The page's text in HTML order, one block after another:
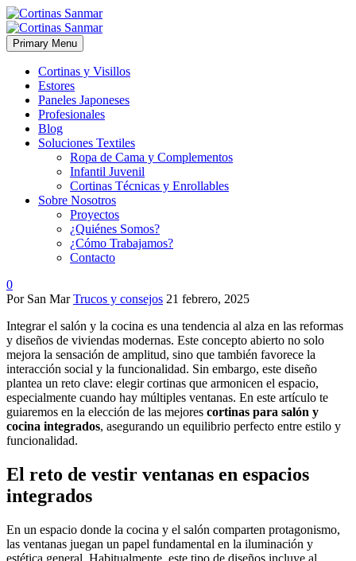
Primary Menu
Cortinas y Visillos
Estores
Paneles Japoneses
Profesionales
Blog
Soluciones Textiles
Ropa de Cama y Complementos
Infantil Juvenil
Cortinas Técnicas y Enrollables
Sobre Nosotros
Proyectos
¿Quiénes Somos?
¿Cómo Trabajamos?
Contacto
0
Por San Mar Trucos y consejos 21 febrero, 2025
Integrar el salón y la cocina es una tendencia al alza en las reformas
y diseños de viviendas modernas. Este concepto abierto no solo
mejora la sensación de amplitud, sino que también favorece la
interacción social y la funcionalidad. Sin embargo, este diseño
plantea un reto clave: elegir cortinas que armonicen el espacio,
especialmente cuando hay múltiples ventanas. En este artículo te
guiaremos en la elección de las mejores cortinas para salón y
cocina integrados, asegurando un equilibrio perfecto entre estilo y
funcionalidad.
El reto de vestir ventanas en espacios
integrados
En un espacio donde la cocina y el salón comparten protagonismo,
las ventanas juegan un papel fundamental en la iluminación y
estética general. Habitualmente, este tipo de diseños incluye al